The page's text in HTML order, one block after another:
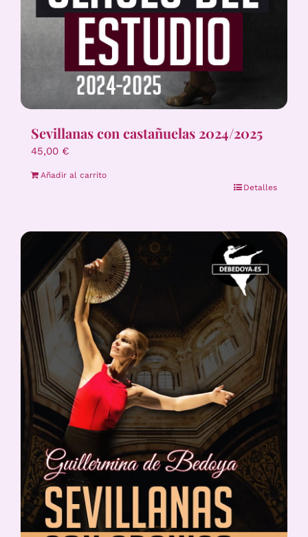
Sevillanas con castañuelas 2024/2025
45,00 €
Añadir al carrito
Detalles